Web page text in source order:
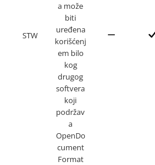
STW
a može
biti
uređena
korišćenj
em bilo
kog
drugog
softvera
koji
podržav
a
OpenDo
cument
Format